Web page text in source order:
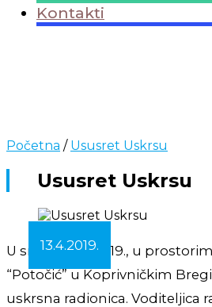
Kontakti
Početna / Ususret Uskrsu
Ususret Uskrsu
13.4.2019.
U srijedu, 3.4.2019., u
“Potočić” u Koprivničkim
uskrsna radionica. Voditeljica